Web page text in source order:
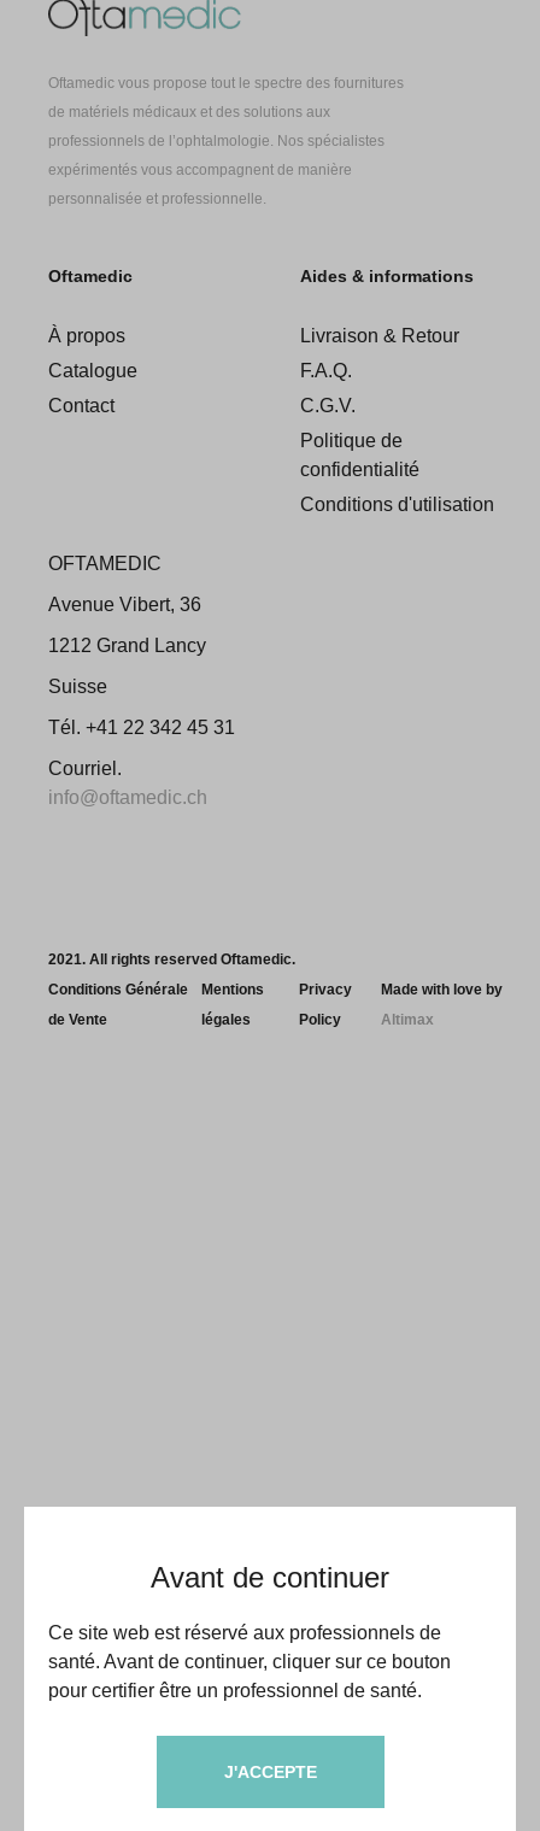
Avant de continuer
Ce site web est réservé aux professionnels de
santé. Avant de continuer, cliquer sur ce bouton
pour certifier être un professionnel de santé.
J'ACCEPTE
Oftamedic vous propose tout le spectre des fournitures
de matériels médicaux et des solutions aux
professionnels de l’ophtalmologie. Nos spécialistes
expérimentés vous accompagnent de manière
personnalisée et professionnelle.
Oftamedic
À propos
Catalogue
Contact
Aides & informations
Livraison & Retour
F.A.Q.
C.G.V.
Politique de
confidentialité
Conditions d'utilisation
OFTAMEDIC
Avenue Vibert, 36
1212 Grand Lancy
Suisse
Tél. +41 22 342 45 31
Courriel.
info@oftamedic.ch
2021. All rights reserved Oftamedic.
Conditions Générale
de Vente
Mentions
légales
Privacy
Policy
Made with love by
Altimax